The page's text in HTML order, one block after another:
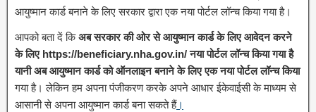
आयुष्मान कार्ड बनाने के लिए सरकार द्वारा एक नया पोर्टल लॉन्च किया गया है।
आपको बता दें किअब सरकार की ओर से आयुष्मान कार्ड के लिए आवेदन करने
के लिए https://beneficiary.nha.gov.in/ नया पोर्टल लॉन्च किया गया है
यानी अब आयुष्मान कार्ड को ऑनलाइन बनाने के लिए एक नया पोर्टल लॉन्च किया
गया है। लेकिन हम अपना पंजीकरण करके अपने आधार ईकेवाईसी के माध्यम से
आसानी से अपना आयुष्मान कार्ड बना सकते हैं।